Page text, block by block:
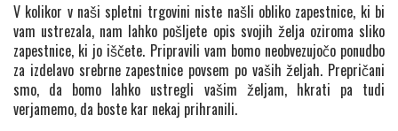
V kolikor v naši spletni trgovini niste našli obliko zapestnice, ki bi
vam ustrezala, nam lahko pošljete opis svojih želja oziroma sliko
zapestnice, ki jo iščete. Pripravili vam bomo neobvezujočo ponudbo
za izdelavo srebrne zapestnice povsem po vaših željah. Prepričani
smo, da bomo lahko ustregli vašim željam, hkrati pa tudi
verjamemo, da boste kar nekaj prihranili.